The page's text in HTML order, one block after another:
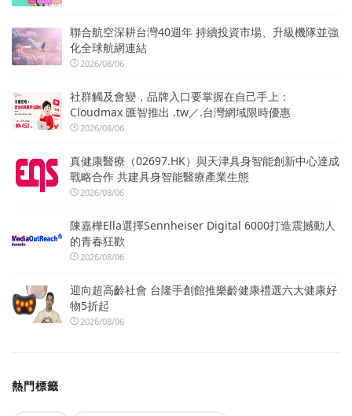
聯合航空深耕台灣40週年 持續投資市場、升級機隊並強
化全球航網連結
2026/08/06
社群觸及會變，品牌入口要掌握在自己手上：
Cloudmax 匯智推出 .tw／.台灣網域限時優惠
2026/08/06
真健康醫療（02697.HK）與天津具身智能創新中心達成
戰略合作 共建具身智能醫療產業生態
2026/08/06
陳嘉樺Ella選擇Sennheiser Digital 6000打造震撼動人
的青春狂歡
2026/08/06
迎向超高齡社會 台隆手創館推樂齡健康禮選六大健康好
物5折起
2026/08/06
熱門標籤